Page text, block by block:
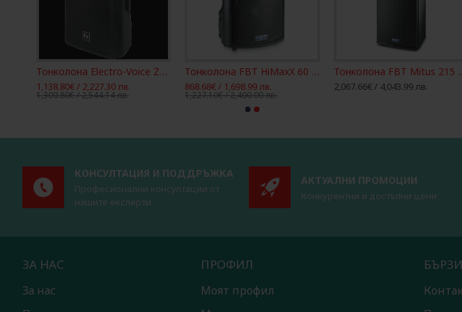
Тонколона Electro-Voice Zx5-90B
1,138.80€ / 2,227.30 лв.
1,300.80€ / 2,544.14 лв.
Тонколона FBT HiMaxX 60 Full range пасивен високоговорител
868.68€ / 1,698.99 лв.
1,227.10€ / 2,400.00 лв.
Тонколона FBT Mitus
2,067.66€ / 4,043.99 лв.
КОНСУЛТАЦИЯ И ПОДДРЪЖКА
Професионални консултации от
нашите експерти
АКТУАЛНИ ПРОМОЦИИ
Конкурентни и достъпни цени
ЗА НАС
За нас
ПРОФИЛ
Моят профил